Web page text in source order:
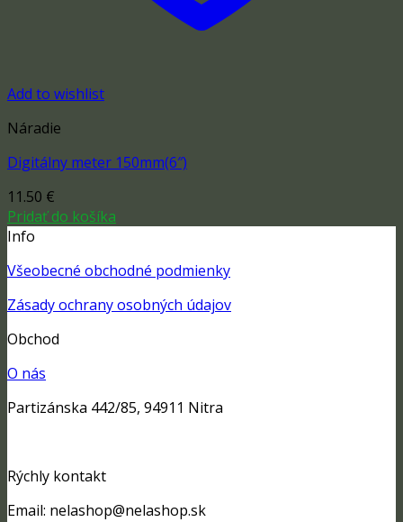
Add to wishlist
Náradie
Digitálny meter 150mm(6″)
11.50 €
Pridať do košíka
Info
Všeobecné obchodné podmienky
Zásady ochrany osobných údajov
Obchod
O nás
Partizánska 442/85, 94911 Nitra
Rýchly kontakt
Email: nelashop@nelashop.sk